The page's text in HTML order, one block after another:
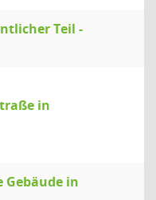
Teil -
in
Gebäude in